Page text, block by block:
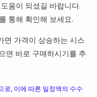
움이 되셨길 바랍니다.
통해 확인해 보세요.
면 가격이 상승하는 시스
면 바로 구매하시기를 추
로, 이에 따른 일정액의 수수